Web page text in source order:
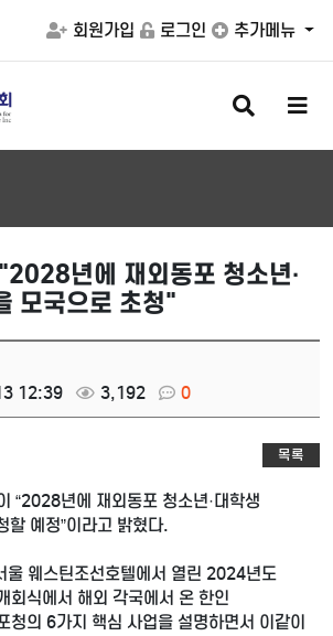
회원가입 로그인 추가메뉴
검
색
버
메
버
년에 재외동포 청소년·
모국으로 초청"
12:39
3,192 0
목록
“2028년에 재외동포 청소년·대학생
할 예정”이라고 밝혔다.
울 웨스틴조선호텔에서 열린 2024년도
회식에서 해외 각국에서 온 한인
청의 6가지 핵심 사업을 설명하면서 이같이